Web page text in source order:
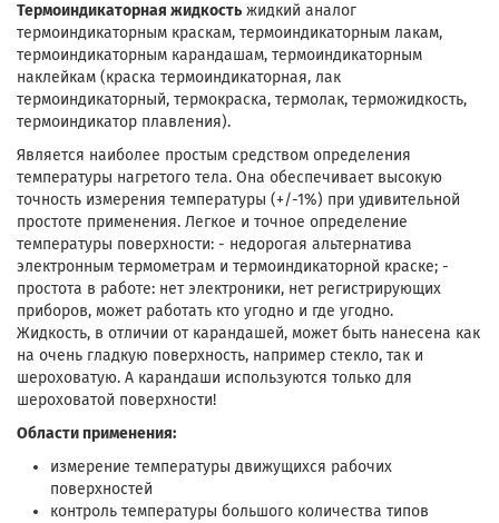
Термоиндикаторная жидкость жидкий аналог
термоиндикаторным краскам, термоиндикаторным лакам,
термоиндикаторным карандашам, термоиндикаторным
наклейкам (краска термоиндикаторная, лак
термоиндикаторный, термокраска, термолак, терможидкость,
термоиндикатор плавления).
Является наиболее простым средством определения
температуры нагретого тела. Она обеспечивает высокую
точность измерения температуры (+/-1%) при удивительной
простоте применения. Легкое и точное определение
температуры поверхности: - недорогая альтернатива
электронным термометрам и термоиндикаторной краске; -
простота в работе: нет электроники, нет регистрирующих
приборов, может работать кто угодно и где угодно.
Жидкость, в отличии от карандашей, может быть нанесена как
на очень гладкую поверхность, например стекло, так и
шероховатую. А карандаши используются только для
шероховатой поверхности!
Области применения:
измерение температуры движущихся рабочих
поверхностей
контроль температуры большого количества типов